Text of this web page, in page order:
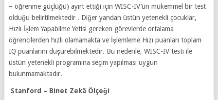
– öğrenme güçlüğü) ayırt ettiği için WISC-IV’ün mükemmel bir test
olduğu belirtilmektedir . Diğer yandan üstün yetenekli çocuklar,
Hızlı İşlem Yapabilme Yetisi gereken görevlerde ortalama
öğrencilerden hızlı olamamakta ve İşlemleme Hızı puanları toplam
IQ puanlarını düşürebilmektedir. Bu nedenle, WISC-IV testi ile
üstün yetenekli programına seçim yapılması uygun
bulunmamaktadır.
Stanford – Binet Zekâ Ölçeği